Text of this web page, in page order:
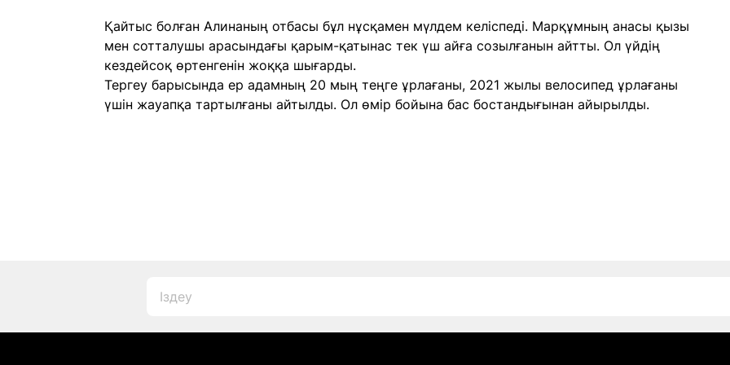
Қайтыс болған Алинаның отбасы бұл нұсқамен мүлдем келіспеді. Марқұмның анасы қызы
мен сотталушы арасындағы қарым-қатынас тек үш айға созылғанын айтты. Ол үйдің
кездейсоқ өртенгенін жоққа шығарды.
Тергеу барысында ер адамның 20 мың теңге ұрлағаны, 2021 жылы велосипед ұрлағаны
үшін жауапқа тартылғаны айтылды. Ол өмір бойына бас бостандығынан айырылды.